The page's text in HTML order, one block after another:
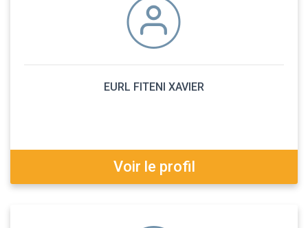
EURL FITENI XAVIER
Voir le profil